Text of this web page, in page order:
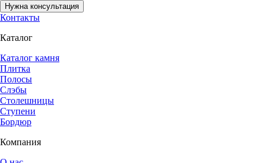
Нужна консультация
Контакты
Каталог
Каталог камня
Плитка
Полосы
Слэбы
Столешницы
Ступени
Бордюр
Компания